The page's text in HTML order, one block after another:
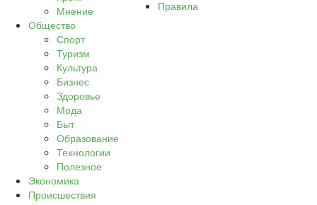
Мнение
Общество
Спорт
Туризм
Культура
Бизнес
Здоровье
Мода
Быт
Образование
Технологии
Полезное
Экономика
Происшествия
Правила